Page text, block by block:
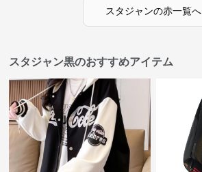
スタジャンの赤一覧へ
スタジャン黒のおすすめアイテム